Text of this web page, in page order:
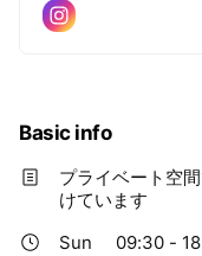
Basic info
プライベート空
けています
Sun
09:30 -